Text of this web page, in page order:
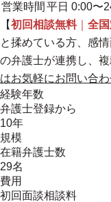
営業時間 平日 0:00〜
【初回相談無料｜ 全
と揉めている方、感
の弁護士が連携し、
はお気軽にお問い合
経験年数
弁護士登録から
10年
規模
在籍弁護士数
29名
費用
初回面談相談料